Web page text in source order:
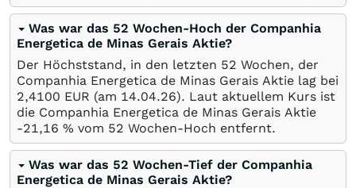
Was war das 52 Wochen-Hoch der Companhia
Energetica de Minas Gerais Aktie?
Der Höchststand, in den letzten 52 Wochen, der
Companhia Energetica de Minas Gerais Aktie lag bei
2,4100 EUR (am 14.04.26). Laut aktuellem Kurs ist
die Companhia Energetica de Minas Gerais Aktie
-21,16 % vom 52 Wochen-Hoch entfernt.
Was war das 52 Wochen-Tief der Companhia
Energetica de Minas Gerais Aktie?